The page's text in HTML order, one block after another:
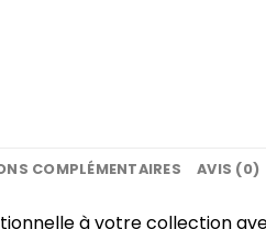
COMPLÉMENTAIRES AVIS (0)
à votre collection